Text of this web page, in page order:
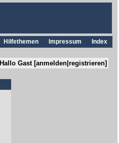
Index
Impressum
Hilfethemen
Hallo Gast [anmelden |registrieren]